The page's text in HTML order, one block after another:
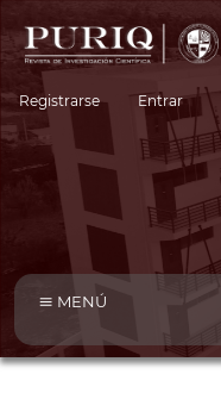
Registrarse Entrar
MENÚ